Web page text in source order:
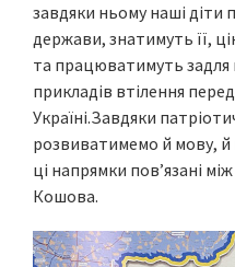
завдяки ньому наші діти
держави, знатимуть її,
та працюватимуть
прикладів втілення
Україні.Завдяки
розвиватимемо й мову, й
ці напрямки пов’язані
Кошова.